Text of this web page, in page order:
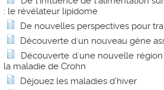
: le révélateur lipidome
De nouvelles perspectives pour
Découverte d'un nouveau gène
Découverte d'une nouvelle
la maladie de Crohn
Déjouez les maladies d’hiver